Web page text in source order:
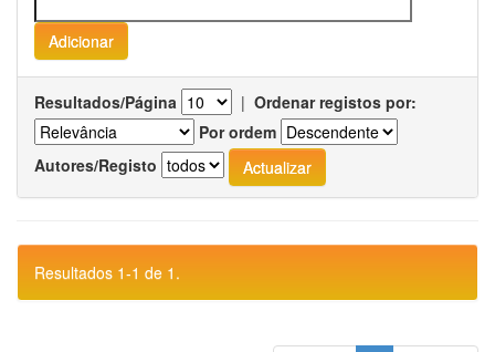
Resultados/Página | Ordenar registos por:
Por ordem
Autores/Registo
Resultados 1-1 de 1.